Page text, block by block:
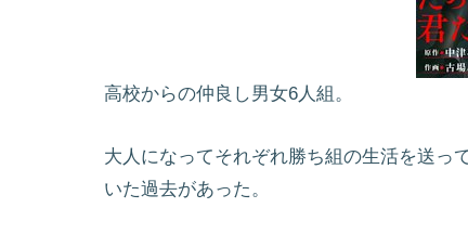
高校からの仲良し男女6人組。
大人になってそれぞれ勝ち組の生活を送っ
いた過去があった。